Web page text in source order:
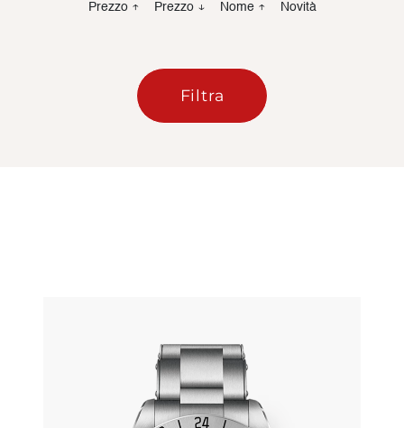
Prezzo ↑ Prezzo ↓ Nome ↑ Novità
Filtra